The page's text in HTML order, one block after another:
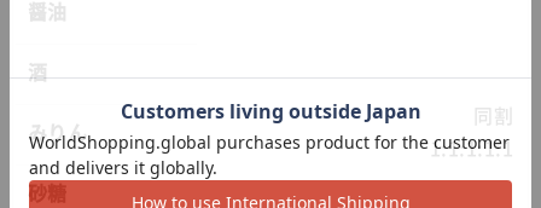
醤油
同割
1:1:1:1:1
酒
みりん
砂糖